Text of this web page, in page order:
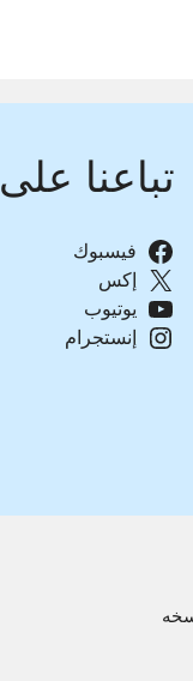
تباعنا على
فيسبوك
إكس
يوتيوب
إنستجرام